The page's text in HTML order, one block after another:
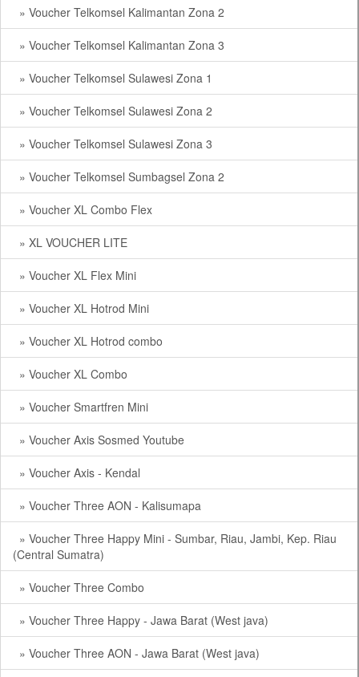
» Voucher Telkomsel Kalimantan Zona 2
» Voucher Telkomsel Kalimantan Zona 3
» Voucher Telkomsel Sulawesi Zona 1
» Voucher Telkomsel Sulawesi Zona 2
» Voucher Telkomsel Sulawesi Zona 3
» Voucher Telkomsel Sumbagsel Zona 2
» Voucher XL Combo Flex
» XL VOUCHER LITE
» Voucher XL Flex Mini
» Voucher XL Hotrod Mini
» Voucher XL Hotrod combo
» Voucher XL Combo
» Voucher Smartfren Mini
» Voucher Axis Sosmed Youtube
» Voucher Axis - Kendal
» Voucher Three AON - Kalisumapa
» Voucher Three Happy Mini - Sumbar, Riau, Jambi, Kep. Riau
(Central Sumatra)
» Voucher Three Combo
» Voucher Three Happy - Jawa Barat (West java)
» Voucher Three AON - Jawa Barat (West java)